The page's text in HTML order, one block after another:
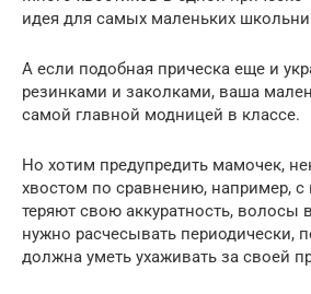
идея для самых маленьких
А если подобная прическа еще и
резинками и заколками, ваша
самой главной модницей в классе.
Но хотим предупредить мамочек,
хвостом по сравнению, например, с
теряют свою аккуратность, волосы
нужно расчесывать периодически,
должна уметь ухаживать за своей